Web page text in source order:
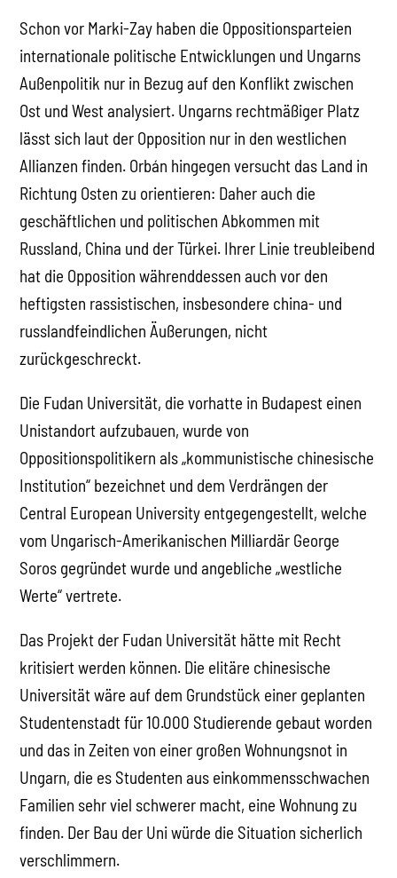
Schon vor Marki-Zay haben die Oppositionsparteien
internationale politische Entwicklungen und Ungarns
Außenpolitik nur in Bezug auf den Konflikt zwischen
Ost und West analysiert. Ungarns rechtmäßiger Platz
lässt sich laut der Opposition nur in den westlichen
Allianzen finden. Orbán hingegen versucht das Land in
Richtung Osten zu orientieren: Daher auch die
geschäftlichen und politischen Abkommen mit
Russland, China und der Türkei. Ihrer Linie treubleibend
hat die Opposition währenddessen auch vor den
heftigsten rassistischen, insbesondere china- und
russlandfeindlichen Äußerungen, nicht
zurückgeschreckt.
Die Fudan Universität, die vorhatte in Budapest einen
Unistandort aufzubauen, wurde von
Oppositionspolitikern als „kommunistische chinesische
Institution“ bezeichnet und dem Verdrängen der
Central European University entgegengestellt, welche
vom Ungarisch-Amerikanischen Milliardär George
Soros gegründet wurde und angebliche „westliche
Werte“ vertrete.
Das Projekt der Fudan Universität hätte mit Recht
kritisiert werden können. Die elitäre chinesische
Universität wäre auf dem Grundstück einer geplanten
Studentenstadt für 10.000 Studierende gebaut worden
und das in Zeiten von einer großen Wohnungsnot in
Ungarn, die es Studenten aus einkommensschwachen
Familien sehr viel schwerer macht, eine Wohnung zu
finden. Der Bau der Uni würde die Situation sicherlich
verschlimmern.